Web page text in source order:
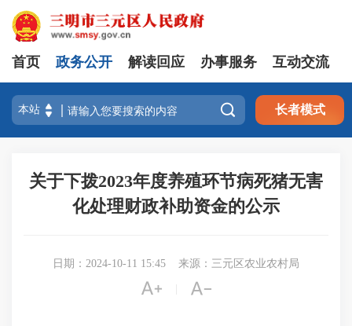
首页 政务公开 解读回应 办事服务 互动交流
 长者模式
关于下拨2023年度养殖环节病死猪无害
化处理财政补助资金的公示
日期：2024-10-11 15:45 来源：三元区农业农村局
 